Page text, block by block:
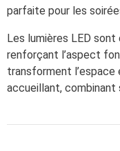
parfaite pour les
Les lumières LED
renforçant l’aspect
transforment l’espace
accueillant,